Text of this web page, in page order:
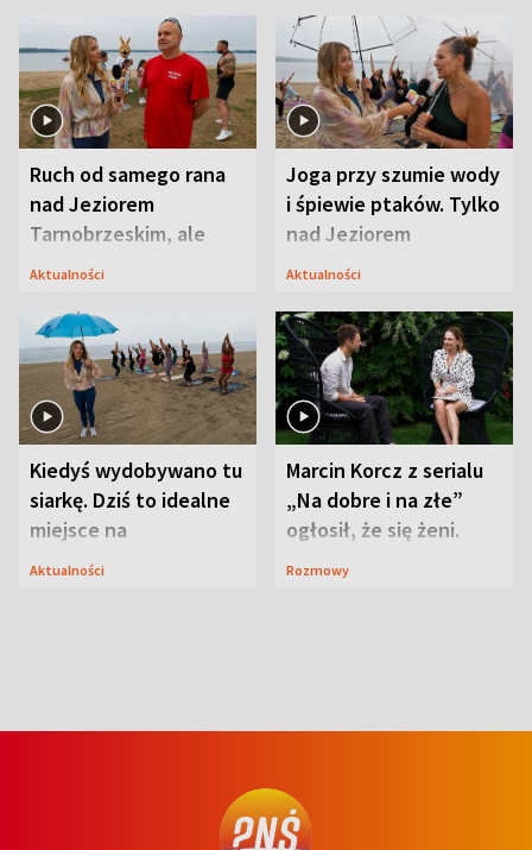
Ruch od samego rana
nad Jeziorem
Tarnobrzeskim, ale
ważna jest jedna
Aktualności
Joga przy szumie wody
i śpiewie ptaków. Tylko
nad Jeziorem
Tarnobrzeskim
Aktualności
Kiedyś wydobywano tu
siarkę. Dziś to idealne
miejsce na
wypoczynek
Aktualności
Marcin Korcz z serialu
„Na dobre i na złe”
ogłosił, że się żeni.
Zdradził, co zmienił
Rozmowy